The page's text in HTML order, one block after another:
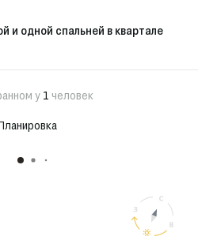
и одной спальней в квартале
у 1 человек